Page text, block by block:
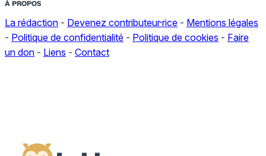
À PROPOS
La rédaction - Devenez contributeur·rice - Mentions légales
- Politique de confidentialité - Politique de cookies - Faire
un don - Liens - Contact